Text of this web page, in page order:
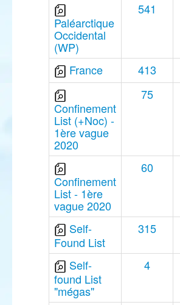
Paléarctique
Occidental
(WP)
541
France 413
Confinement
List (+Noc) -
1ère vague
2020
75
Confinement
List - 1ère
vague 2020
60
Self-
Found List
315
Self-
found List
"mégas"
4